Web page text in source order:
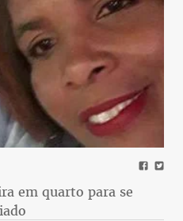
em quarto para se